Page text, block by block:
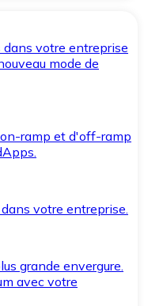
votre entreprise
mode de
ramp et d'off-ramp
votre entreprise.
grande envergure.
avec votre